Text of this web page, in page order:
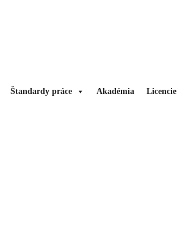
Štandardy práce Akadémia Licencie